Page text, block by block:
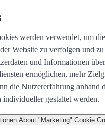
werden verwendet, um
Website zu verfolgen und
und Informationen
ermöglichen, mehr
die Nutzererfahrung anhand
individueller gestaltet werden.
About "Marketing" Cookie